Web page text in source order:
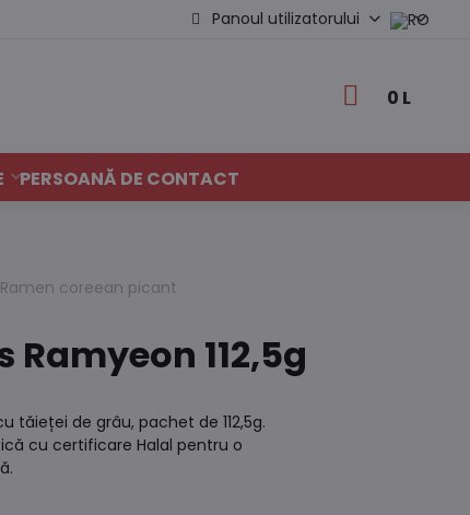
Panoul utilizatorului
0 L
PERSOANĂ DE CONTACT
Ramen coreean picant
112,5g
tăieței de grâu, pachet de 112,5g.
cu certificare Halal pentru o